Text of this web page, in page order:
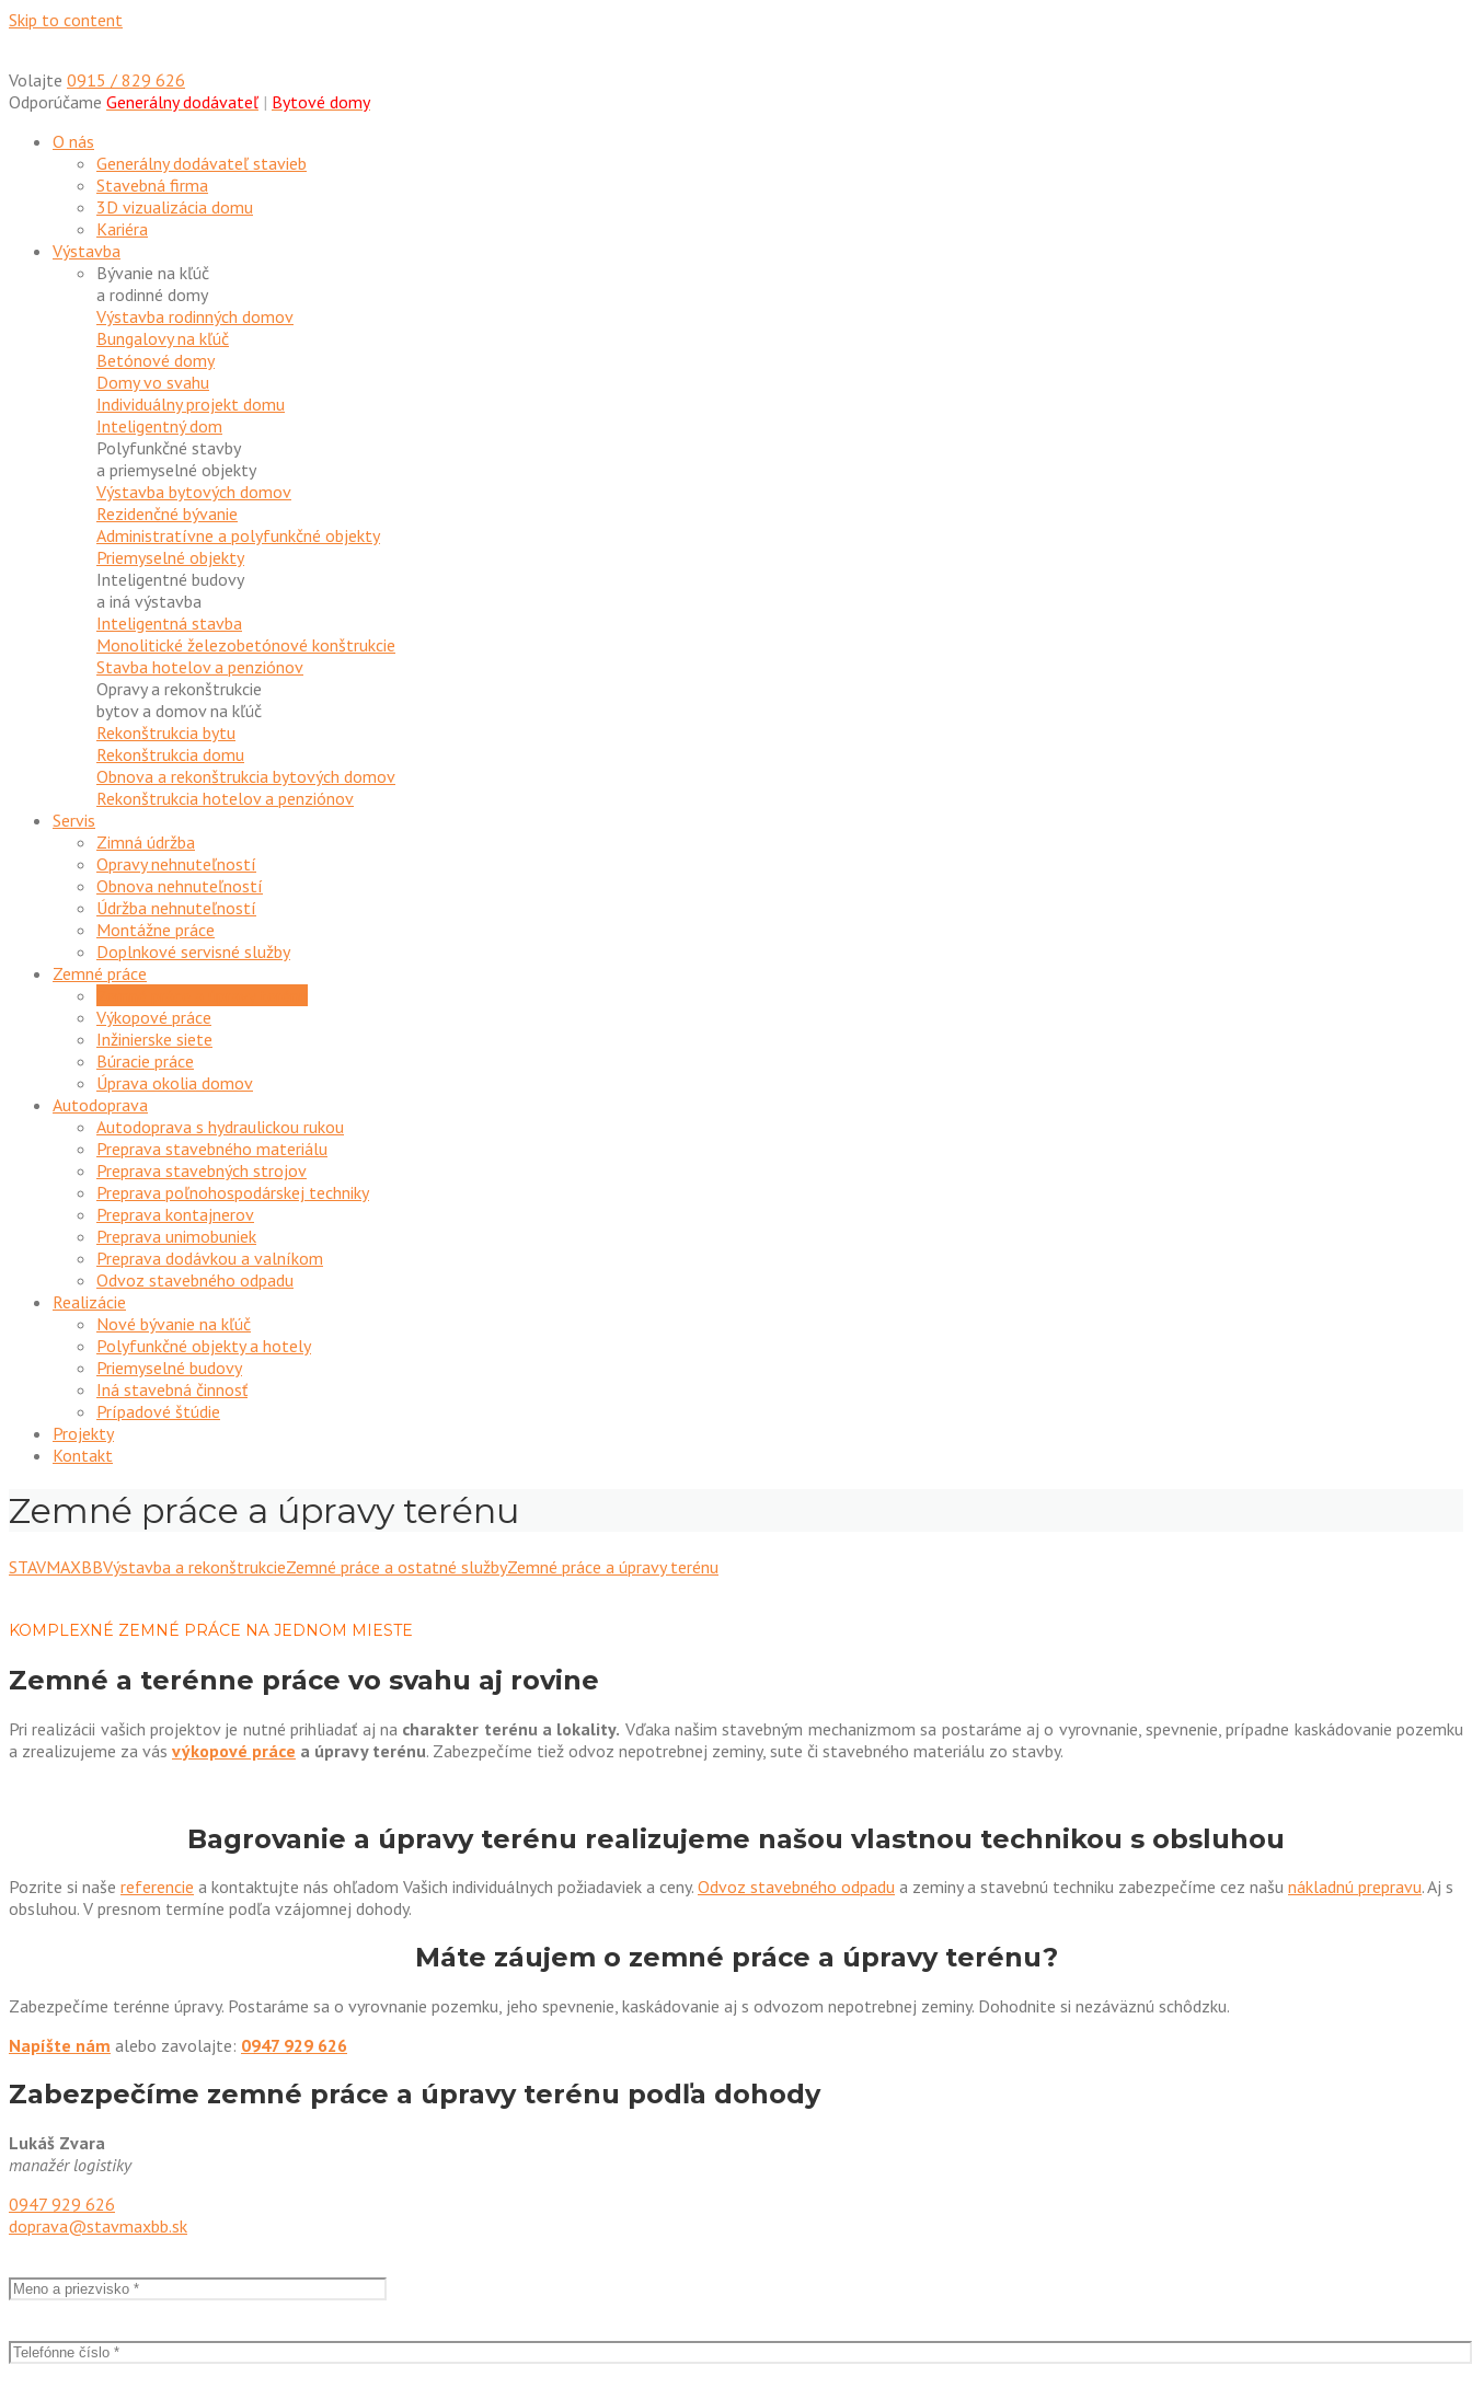
Skip to content
Volajte 0915 / 829 626
Odporúčame Generálny dodávateľ | Bytové domy
O nás
Generálny dodávateľ stavieb
Stavebná firma
3D vizualizácia domu
Kariéra
Výstavba
Bývanie na kľúč
a rodinné domy
Výstavba rodinných domov
Bungalovy na kľúč
Betónové domy
Domy vo svahu
Individuálny projekt domu
Inteligentný dom
Polyfunkčné stavby
a priemyselné objekty
Výstavba bytových domov
Rezidenčné bývanie
Administratívne a polyfunkčné objekty
Priemyselné objekty
Inteligentné budovy
a iná výstavba
Inteligentná stavba
Monolitické železobetónové konštrukcie
Stavba hotelov a penziónov
Opravy a rekonštrukcie
bytov a domov na kľúč
Rekonštrukcia bytu
Rekonštrukcia domu
Obnova a rekonštrukcia bytových domov
Rekonštrukcia hotelov a penziónov
Servis
Zimná údržba
Opravy nehnuteľností
Obnova nehnuteľností
Údržba nehnuteľností
Montážne práce
Doplnkové servisné služby
Zemné práce
Výkopové práce
Inžinierske siete
Búracie práce
Úprava okolia domov
Autodoprava
Autodoprava s hydraulickou rukou
Preprava stavebného materiálu
Preprava stavebných strojov
Preprava poľnohospodárskej techniky
Preprava kontajnerov
Preprava unimobuniek
Preprava dodávkou a valníkom
Odvoz stavebného odpadu
Realizácie
Nové bývanie na kľúč
Polyfunkčné objekty a hotely
Priemyselné budovy
Iná stavebná činnosť
Prípadové štúdie
Projekty
Kontakt
Zemné práce a úpravy terénu
STAVMAXBBVýstavba a rekonštrukcieZemné práce a ostatné službyZemné práce a úpravy terénu
KOMPLEXNÉ ZEMNÉ PRÁCE NA JEDNOM MIESTE
Zemné a terénne práce vo svahu aj rovine
Pri realizácii vašich projektov je nutné prihliadať aj na charakter terénu a lokality. Vďaka našim stavebným mechanizmom sa postaráme aj o vyrovnanie, spevnenie, prípadne kaskádovanie pozemku
a zrealizujeme za vás výkopové práce a úpravy terénu. Zabezpečíme tiež odvoz nepotrebnej zeminy, sute či stavebného materiálu zo stavby.
Bagrovanie a úpravy terénu realizujeme našou vlastnou technikou s obsluhou
Pozrite si naše referencie a kontaktujte nás ohľadom Vašich individuálnych požiadaviek a ceny. Odvoz stavebného odpadu a zeminy a stavebnú techniku zabezpečíme cez našu nákladnú prepravu. Aj s
obsluhou. V presnom termíne podľa vzájomnej dohody.
Máte záujem o zemné práce a úpravy terénu?
Zabezpečíme terénne úpravy. Postaráme sa o vyrovnanie pozemku, jeho spevnenie, kaskádovanie aj s odvozom nepotrebnej zeminy. Dohodnite si nezáväznú schôdzku.
Napíšte nám alebo zavolajte: 0947 929 626
Zabezpečíme zemné práce a úpravy terénu podľa dohody
Lukáš Zvara
manažér logistiky
0947 929 626
doprava@stavmaxbb.sk